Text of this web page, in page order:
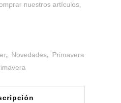
nuestros artículos,
, Novedades, Primavera